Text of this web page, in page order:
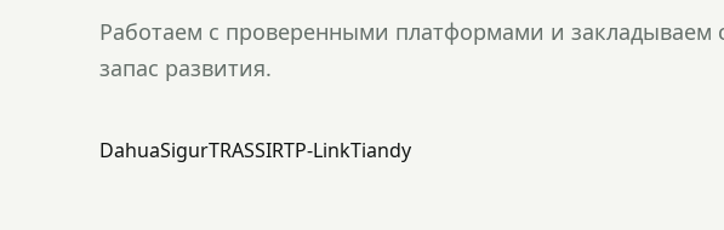
Работаем с проверенными платформами и закладываем
запас развития.
DahuaSigurTRASSIRTP-LinkTiandy